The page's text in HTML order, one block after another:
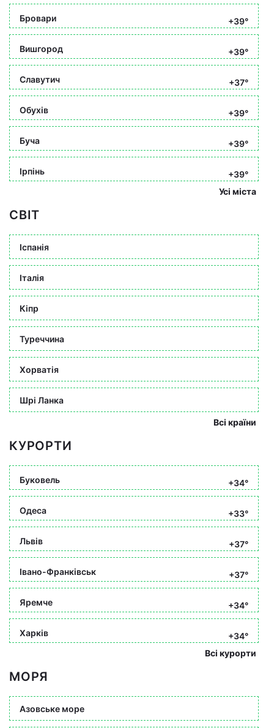
Бровари +39°
Вишгород +39°
Славутич +37°
Обухів +39°
Буча +39°
Ірпінь
+39°
Усі міста
СВІТ
Іспанія
Італія
Кіпр
Туреччина
Хорватія
Шрі Ланка
Всі країни
КУРОРТИ
Буковель +34°
Одеса +33°
Львів +37°
Івано-Франківськ +37°
Яремче +34°
Харків
+34°
Всі курорти
МОРЯ
Азовське море